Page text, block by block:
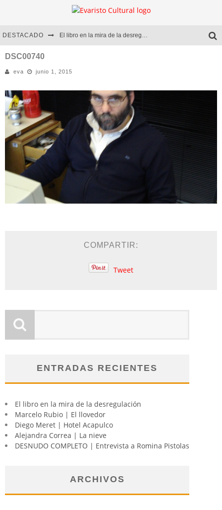
DESTACADO El libro en la mira de la desregulación
Diego Meret | Hotel Acapulco
Alejandra Correa | La nieve
DSC00740
eva junio 1, 2015
COMPARTIR:
Tweet
ENTRADAS RECIENTES
El libro en la mira de la desregulación
Marcelo Rubio | El llovedor
Diego Meret | Hotel Acapulco
Alejandra Correa | La nieve
DESNUDO COMPLETO | Entrevista a Romina Pistolas
ARCHIVOS